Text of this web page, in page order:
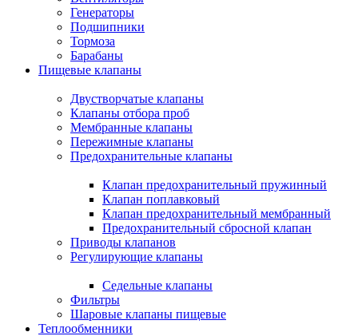
Генераторы
Подшипники
Тормоза
Барабаны
Пищевые клапаны
Двустворчатые клапаны
Клапаны отбора проб
Мембранные клапаны
Пережимные клапаны
Предохранительные клапаны
Клапан предохранительный пружинный
Клапан поплавковый
Клапан предохранительный мембранный
Предохранительный сбросной клапан
Приводы клапанов
Регулирующие клапаны
Седельные клапаны
Фильтры
Шаровые клапаны пищевые
Теплообменники